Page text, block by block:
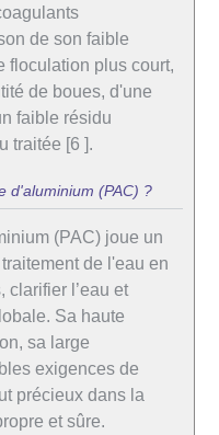
de son faible
floculation plus court,
de boues, d'une
faible résidu
traitée [6 ].
d'aluminium (PAC) ?
(PAC) joue un
de l'eau en
clarifier l’eau et
Sa haute
sa large
exigences de
précieux dans la
et sûre.